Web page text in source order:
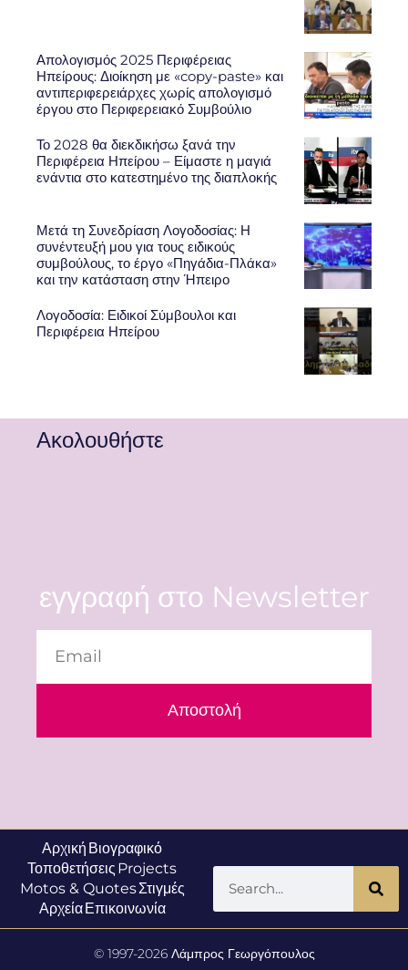
Απολογισμός 2025 Περιφέρειας
Ηπείρους: Διοίκηση με «copy-paste» και
αντιπεριφερειάρχες χωρίς απολογισμό
έργου στο Περιφερειακό Συμβούλιο
Το 2028 θα διεκδικήσω ξανά την
Περιφέρεια Ηπείρου – Είμαστε η μαγιά
ενάντια στο κατεστημένο της διαπλοκής
Μετά τη Συνεδρίαση Λογοδοσίας: Η
συνέντευξή μου για τους ειδικούς
συμβούλους, το έργο «Πηγάδια-Πλάκα»
και την κατάσταση στην Ήπειρο
Λογοδοσία: Ειδικοί Σύμβουλοι και
Περιφέρεια Ηπείρου
Ακολουθήστε
εγγραφή στο Newsletter
Αποστολή
Αρχική Βιογραφικό
Τοποθετήσεις Projects
Motos & QuotesΣτιγμές
ΑρχείαΕπικοινωνία
© 1997-2026 Λάμπρος Γεωργόπουλος